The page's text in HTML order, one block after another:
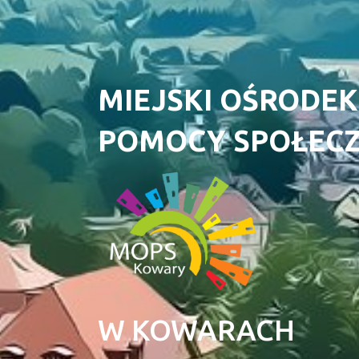
MIEJSKI OŚRODEK
POMOCY
W KOWARACH